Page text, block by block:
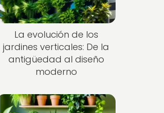
La evolución de los
jardines verticales: De la
antigüedad al diseño
moderno